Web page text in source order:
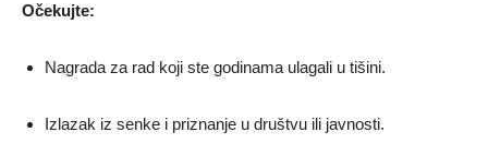
Očekujte:
Nagrada za rad koji ste godinama ulagali u tišini.
Izlazak iz senke i priznanje u društvu ili javnosti.